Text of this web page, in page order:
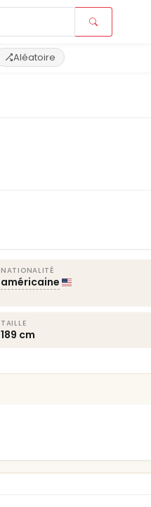
Aléatoire
NATIONALITÉ
américaine
TAILLE
189 cm